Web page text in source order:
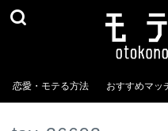
恋愛・モテる方法 おすすめマッ